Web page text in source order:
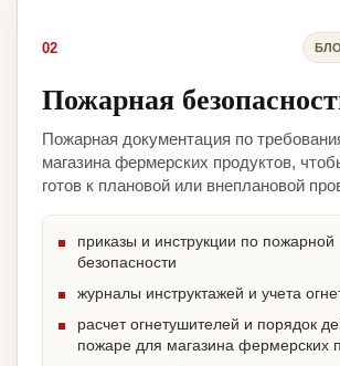
02
Пожарная
Пожарная документация по
магазина фермерских продуктов,
готов к плановой или внеплановой
приказы и инструкции по пожарной
безопасности
журналы инструктажей и учета
расчет огнетушителей и порядок
пожаре для магазина фермерских